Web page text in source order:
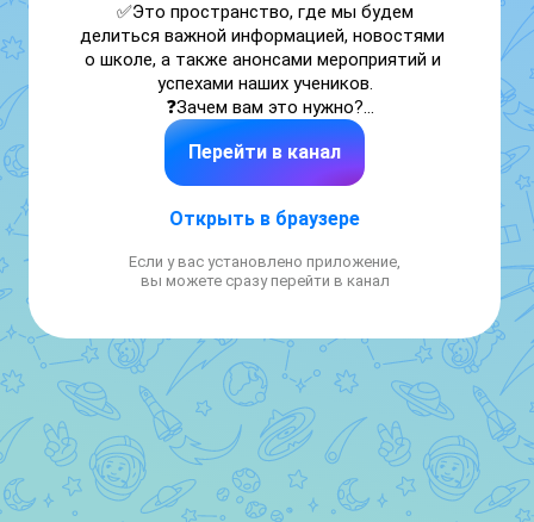
✅Это пространство, где мы будем
делиться важной информацией, новостями
о школе, а также анонсами мероприятий и
успехами наших учеников.
❓Зачем вам это нужно?
✅Канал станет отличным способом быть в
курсе всех происходящих событий,
общаться с учителями и друг с другом, а
материалы для занятий.
Перейти в канал
Открыть в браузере
Если у вас установлено приложение,
вы можете сразу перейти в канал